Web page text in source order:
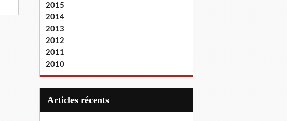
2015
2014
2013
2012
2011
2010
articles récents